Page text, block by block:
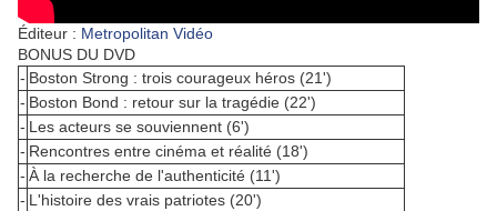
Éditeur : Metropolitan Vidéo
BONUS DU DVD
- Boston Strong : trois courageux héros (21')
- Boston Bond : retour sur la tragédie (22')
- Les acteurs se souviennent (6')
- Rencontres entre cinéma et réalité (18')
- À la recherche de l'authenticité (11')
- L'histoire des vrais patriotes (20')